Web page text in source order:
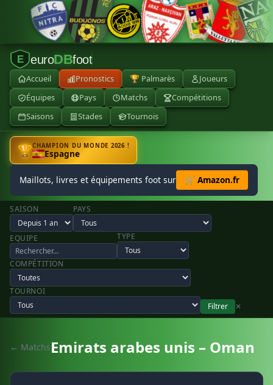
E euroDBfoot
Accueil Pronostics 🏆 Palmarès
Joueurs
Équipes
Pays Matchs
Compétitions
Saisons
Stades Tournois
🏆CHAMPION DU MONDE 2026 !
Espagne
Maillots, livres et équipements foot sur 🛒 Amazon.fr
SAISON PAYS
EQUIPE TYPE
COMPÉTITION
TOURNOI
Filtrer
✕
← MatchsEmirats arabes unis – Oman